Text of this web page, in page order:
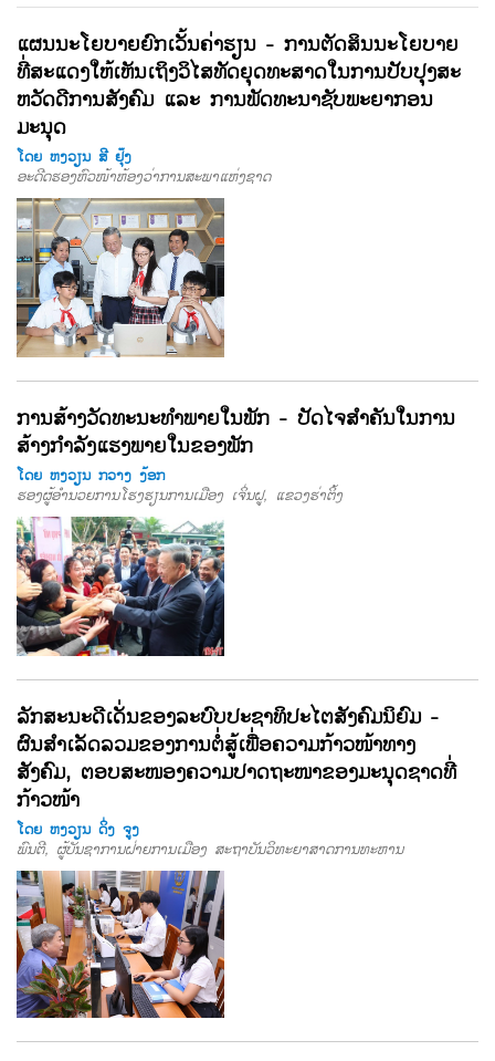
ແຜນນະໂຍບາຍຍົກເວັ້ນຄ່າຮຽນ - ການຕັດສິນນະໂຍບາຍ
ທີ່ສະແດງໃຫ້ເຫັນເຖິງວິໄສທັດຍຸດທະສາດໃນການປັບປຸງສະ
ຫວັດດີການສັງຄົມ ແລະ ການພັດທະນາຊັບພະຍາກອນ
ມະນຸດ
ໂດຍ ຫງວຽນ ສີ ຢຸ໊ງ
ອະດີດຮອງຫົວໜ້າຫ້ອງວ່າການສະພາແຫ່ງຊາດ
ການສ້າງວັດທະນະທຳພາຍໃນພັກ - ປັດໄຈສຳຄັນໃນການ
ສ້າງກຳລັງແຮງພາຍໃນຂອງພັກ
ໂດຍ ຫງວຽນ ກວາງ ງ້ອກ
ຮອງຜູ້ອຳນວຍການໂຮງຮຽນການເມືອງ ເຈິ່ນຝູ, ແຂວງຮ່າຕິ້ງ
ລັກສະນະດີເດັ່ນຂອງລະບົບປະຊາທິປະໄຕສັງຄົມນິຍົມ -
ຜົນສຳເລັດລວມຂອງການຕໍ່ສູ້ເພື່ອຄວາມກ້າວໜ້າທາງ
ສັງຄົມ, ຕອບສະໜອງຄວາມປາດຖະໜາຂອງມະນຸດຊາດທີ່
ກ້າວໜ້າ
ໂດຍ ຫງວຽນ ດິ່ງ ຈູງ
ພົນຕີ, ຜູ້ບັນຊາການຝ່າຍການເມືອງ ສະຖາບັນວິທະຍາສາດການທະຫານ